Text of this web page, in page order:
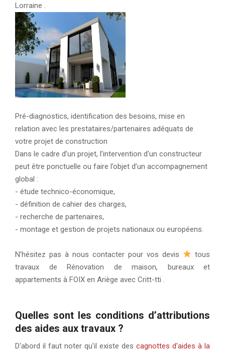
Lorraine .
Pré-diagnostics, identification des besoins, mise en
relation avec les prestataires/partenaires adéquats de
votre projet de construction
Dans le cadre d’un projet, l’intervention d'un constructeur
peut être ponctuelle ou faire l’objet d’un accompagnement
global :
- étude technico-économique,
- définition de cahier des charges,
- recherche de partenaires,
- montage et gestion de projets nationaux ou européens.
N'hésitez pas à nous contacter pour vos devis
tous
travaux de Rénovation de maison, bureaux et
appartements à FOIX en Ariège avec Critt-tti .
Quelles sont les conditions d’attributions
des aides aux travaux ?
D'abord il faut noter qu'il existe des cagnottes d'aides à la